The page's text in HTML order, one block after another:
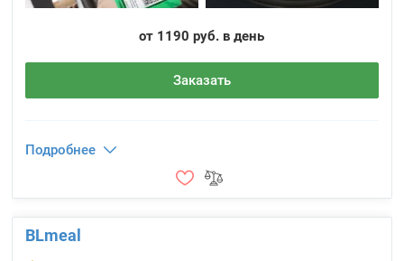
от 1190 руб. в день
Заказать
Подробнее
BLmeal